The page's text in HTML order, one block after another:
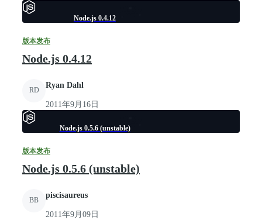
Node.js 0.4.12
版本发布
Node.js 0.4.12
RD
Ryan Dahl
2011年9月16日
Node.js 0.5.6 (unstable)
版本发布
Node.js 0.5.6 (unstable)
BB
piscisaureus
2011年9月09日